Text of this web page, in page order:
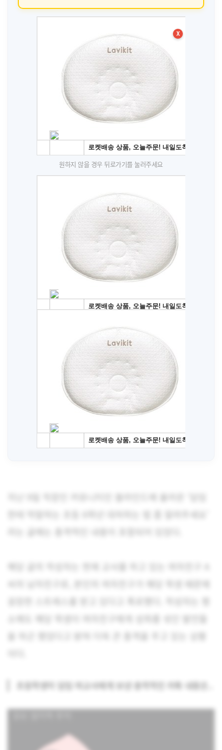
X
원하지 않을 경우 뒤로가기를 눌러주세요
지난 9일 직장인 커뮤니티인 블라인드에 올라온 ‘담임
해당 글의 작성자는 현재 교사를 하고 있는 여자친구 A
씨의 남자친구로, 본인의 여자친구가 해당 학생 때문에
굉장한 스트레스를 받고 있다고 폭로했다. 작성자는 평
소에도 해당 학생이 여자친구에게 성희롱 섞인 발언들
을 하곤 했었다고 밝혀 더욱 큰 충격을 주고 있는 상황
초등학생이 담임 여교사에게 보낸 충격적인 카톡 내용은..